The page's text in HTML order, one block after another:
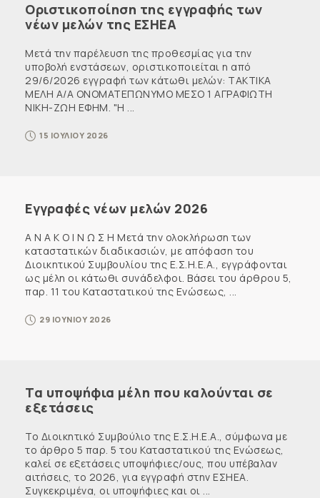
Οριστικοποίηση της εγγραφής των
νέων μελών της ΕΣΗΕΑ
Μετά την παρέλευση της προθεσμίας για την
υποβολή ενστάσεων, οριστικοποιείται η από
29/6/2026 εγγραφή των κάτωθι μελών: ΤΑΚΤΙΚΑ
ΜΕΛΗ Α/Α ΟΝΟΜΑΤΕΠΩΝΥΜΟ ΜΕΣΟ 1 ΑΓΡΑΦΙΩΤΗ
ΝΙΚΗ-ΖΩΗ ΕΦΗΜ. "Η ...
15 ΙΟΥΛΙΟΥ 2026
Εγγραφές νέων μελών 2026
Α Ν Α Κ Ο Ι Ν Ω Σ Η Μετά την ολοκλήρωση των
καταστατικών διαδικασιών, με απόφαση του
Διοικητικού Συμβουλίου της Ε.Σ.Η.Ε.Α., εγγράφονται
ως μέλη οι κάτωθι συνάδελφοι. Βάσει του άρθρου 5,
παρ. 11 του Καταστατικού της Ενώσεως, ...
29 ΙΟΥΝΙΟΥ 2026
Τα υποψήφια μέλη που καλούνται σε
εξετάσεις
Το Διοικητικό Συμβούλιο της Ε.Σ.Η.Ε.Α., σύμφωνα με
το άρθρο 5 παρ. 5 του Καταστατικού της Ενώσεως,
καλεί σε εξετάσεις υποψήφιες/ους, που υπέβαλαν
αιτήσεις, το 2026, για εγγραφή στην ΕΣΗΕΑ.
Συγκεκριμένα, οι υποψήφιες και οι ...